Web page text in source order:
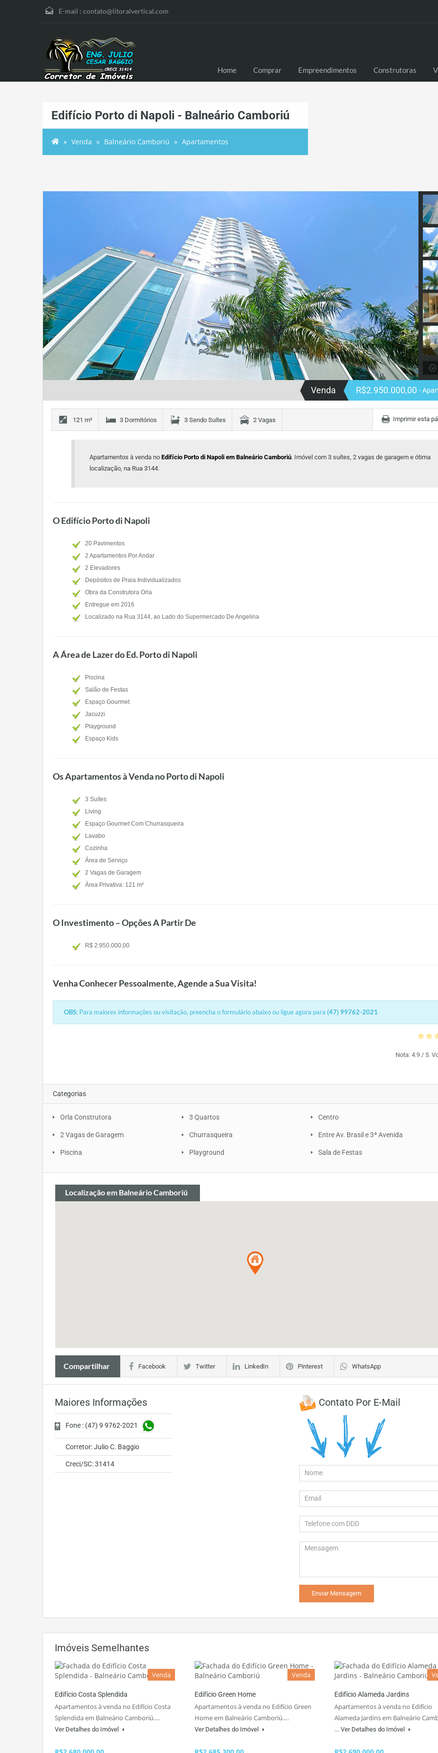
E-mail : contato@litoralvertical.com
Home Comprar Empreendimentos Construtoras
Edifício Porto di Napoli - Balneário Camboriú
Venda Balneário Camboriú Apartamentos
Venda R$2.950.000,00 -
121 m² 3 Dormitórios 3 Sendo Suítes 2 Vagas Imprimir esta
Apartamentos à venda no Edifício Porto di Napoli em Balneário Camboriú. Imóvel com 3 suítes, 2 vagas de garagem e ótima
localização, na Rua 3144.
O Edifício Porto di Napoli
20 Pavimentos
2 Apartamentos Por Andar
2 Elevadores
Depósitos de Praia Individualizados
Obra da Construtora Orla
Entregue em 2016
Localizado na Rua 3144, ao Lado do Supermercado De Angelina
A Área de Lazer do Ed. Porto di Napoli
Piscina
Salão de Festas
Espaço Gourmet
Jacuzzi
Playground
Espaço Kids
Os Apartamentos à Venda no Porto di Napoli
3 Suítes
Living
Espaço Gourmet Com Churrasqueira
Lavabo
Cozinha
Área de Serviço
2 Vagas de Garagem
Área Privativa: 121 m²
O Investimento – Opções A Partir De
R$ 2.950.000,00
Venha Conhecer Pessoalmente, Agende a Sua Visita!
OBS: Para maiores informações ou visitação, preencha o formulário abaixo ou ligue agora para (47) 99762-2021
Nota: 4.9 / 5.
Categorias
Orla Construtora 3 Quartos Centro
2 Vagas de Garagem Churrasqueira Entre Av. Brasil e 3ª Avenida
Piscina Playground Sala de Festas
Localizaçãoem Balneário Camboriú
Compartilhar Facebook Twitter LinkedIn Pinterest WhatsApp
Maiores Informações
Fone : (47) 9 9762-2021
Corretor: Julio C. Baggio
Creci/SC: 31414
Contato Por E-Mail
Imóveis Semelhantes
Venda
Edifício Costa Splendida
Apartamentos à venda no Edifício Costa
Splendida em Balneário Camboriú.…
Ver Detalhes do Imóvel
Venda
Edifício Green Home
Apartamentos à venda no Edifício Green
Home em Balneário Camboriú.…
Ver Detalhes do Imóvel
Edifício Alameda Jardins
Apartamentos à venda no Edifício
Alameda Jardins em Balneário
… Ver Detalhes do Imóvel